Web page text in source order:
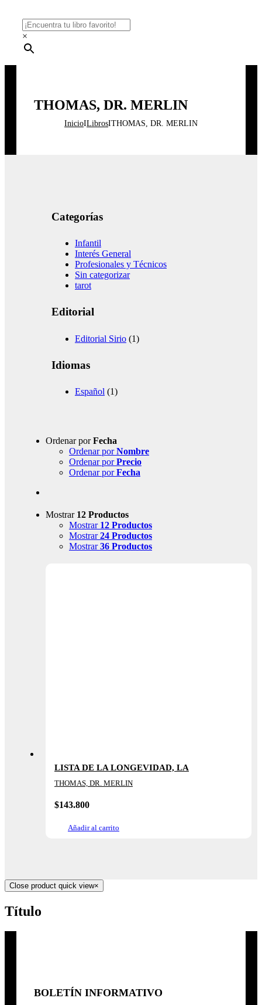
×
THOMAS, DR. MERLIN
InicioILibrosITHOMAS, DR. MERLIN
Categorías
Infantil
Interés General
Profesionales y Técnicos
Sin categorizar
tarot
Editorial
Editorial Sirio (1)
Idiomas
Español (1)
Ordenar porFecha
Ordenar porNombre
Ordenar porPrecio
Ordenar porFecha
Mostrar 12 Productos
Mostrar 12 Productos
Mostrar24 Productos
Mostrar36 Productos
LISTA DE LA LONGEVIDAD, LA
THOMAS, DR. MERLIN
$143.800
Añadir al carrito
Close product quick view×
Título
BOLETÍN INFORMATIVO